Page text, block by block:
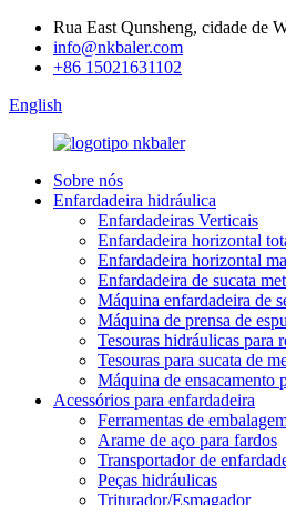
Rua East Qunsheng, cidade de
info@nkbaler.com
+86 15021631102
English
Sobre nós
Enfardadeira hidráulica
Enfardadeiras Verticais
Enfardadeira horizontal
Enfardadeira horizontal
Enfardadeira de sucata
Máquina enfardadeira de
Máquina de prensa de
Tesouras hidráulicas para
Tesouras para sucata de
Máquina de ensacamento
Acessórios para enfardadeira
Ferramentas de
Arame de aço para fardos
Transportador de
Peças hidráulicas
Triturador/Esmagador